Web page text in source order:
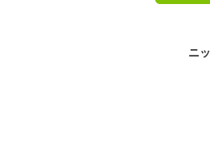
ニ